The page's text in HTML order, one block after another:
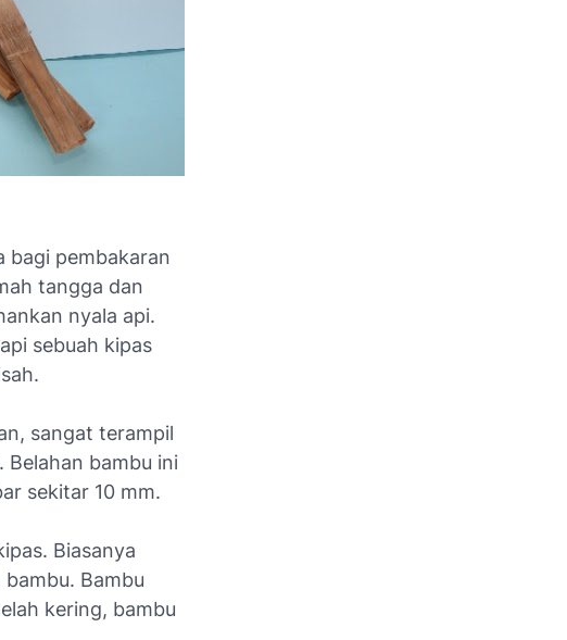
bagi pembakaran
tangga dan
nyala api.
sebuah kipas
sangat terampil
bambu ini
sekitar 10 mm.
Biasanya
Bambu
kering, bambu